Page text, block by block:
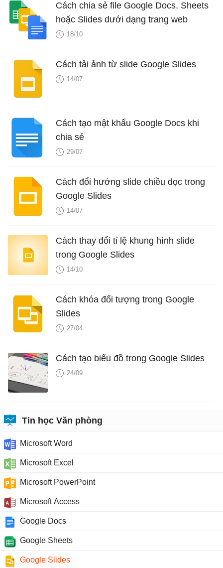
Cách chia sẻ file Google Docs, Sheets
hoặc Slides dưới dạng trang web
18/10
Cách tải ảnh từ slide Google Slides
14/07
Cách tạo mật khẩu Google Docs khi
chia sẻ
29/07
Cách đổi hướng slide chiều dọc trong
Google Slides
14/07
Cách thay đổi tỉ lệ khung hình slide
trong Google Slides
14/10
Cách khóa đối tượng trong Google
Slides
27/04
Cách tạo biểu đồ trong Google Slides
24/09
Tin học Văn phòng
Microsoft Word
Microsoft Excel
Microsoft PowerPoint
Microsoft Access
Google Docs
Google Sheets
Google Slides